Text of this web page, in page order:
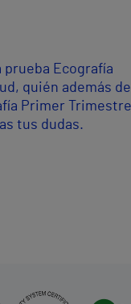
Ecografía
quién además de
Primer
tus dudas.